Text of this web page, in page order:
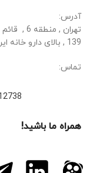
آدرس:
تهران ,
139 , بالای دارو خانه ایران ما , طبقه همکف، واحد 2
تماس:
همراه ما باشید!